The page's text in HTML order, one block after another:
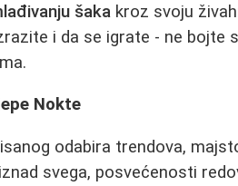
šaka kroz svoju
i da se igrate - ne bojte
Nokte
odabira trendova,
svega, posvećenosti